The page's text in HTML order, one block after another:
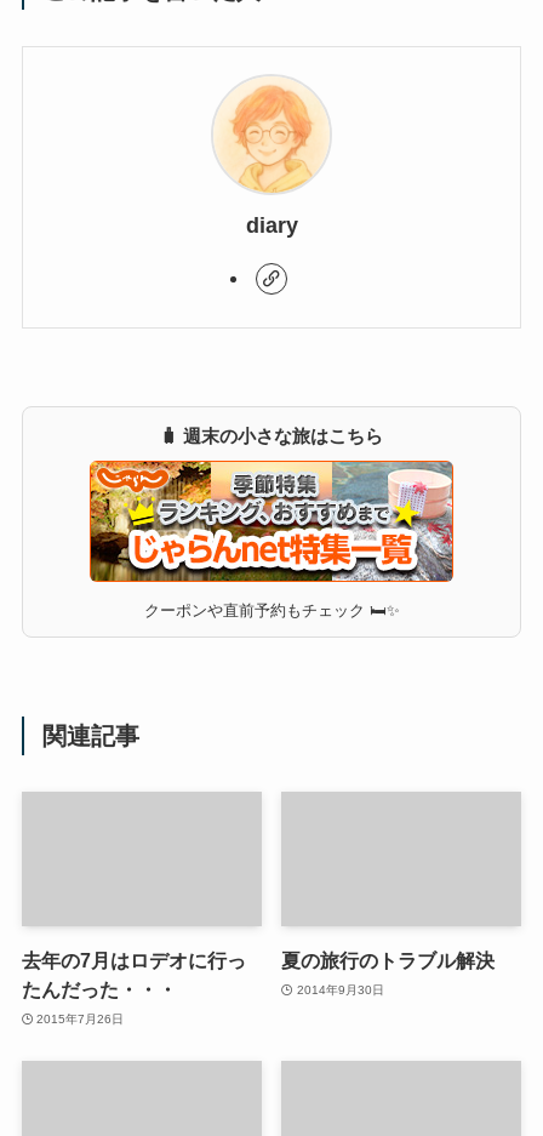
diary
🧳 週末の小さな旅はこちら
クーポンや直前予約もチェック 🛏✨
関連記事
去年の7月はロデオに行っ
たんだった・・・
2015年7月26日
夏の旅行のトラブル解決
2014年9月30日